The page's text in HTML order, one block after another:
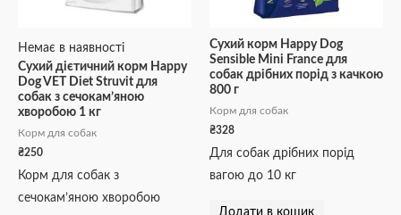
Немає в наявності
Сухий дієтичний корм Happy
Dog VET Diet Struvit для
собак з сечокам’яною
хворобою 1 кг
Корм для собак
₴250
Корм для собак з
сечокам’яною хворобою
Сухий корм Happy Dog
Sensible Mini France для
собак дрібних порід з качкою
800 г
Корм для собак
₴328
Для собак дрібних порід
вагою до 10 кг